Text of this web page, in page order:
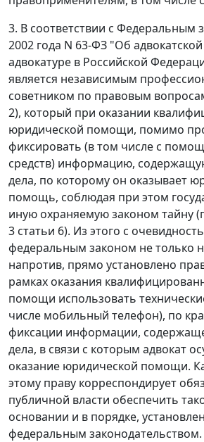
3. В соответствии с Федеральным
2002 года N 63-ФЗ "Об
адвокатуре в Российской
является независимым
советником по правовым
2), который при оказании
юридической помощи, помимо
фиксировать (в том числе с
средств) информацию,
дела, по которому он оказывает
помощь, соблюдая при этом
иную охраняемую законом тайну
3 статьи 6). Из этого с
федеральным законом не только
напротив, прямо установлено
рамках оказания
помощи использовать
числе мобильный телефон), по
фиксации информации,
дела, в связи с которым адвокат
оказание юридической помощи.
этому праву корреспондирует
публичной власти обеспечить
основании и в порядке,
федеральным законодательством.